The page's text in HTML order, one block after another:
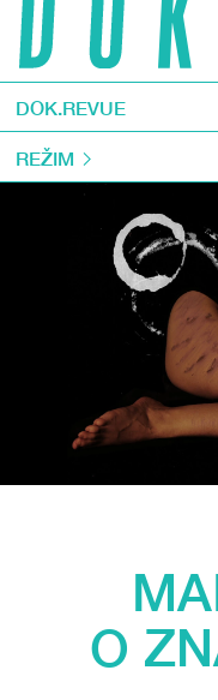
DOK.REVUE
REŽIM
O